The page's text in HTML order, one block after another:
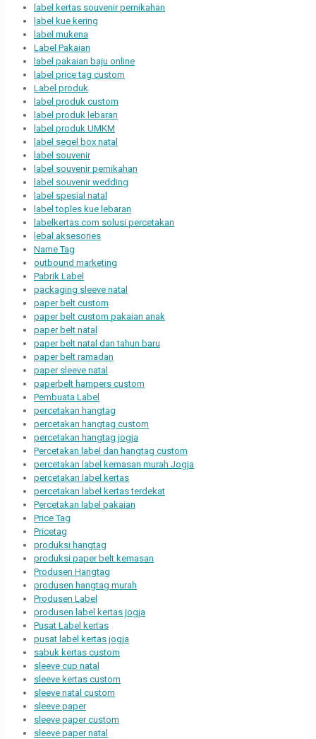
label kertas souvenir pernikahan
label kue kering
label mukena
Label Pakaian
label pakaian baju online
label price tag custom
Label produk
label produk custom
label produk lebaran
label produk UMKM
label segel box natal
label souvenir
label souvenir pernikahan
label souvenir wedding
label spesial natal
label toples kue lebaran
labelkertas.com solusi percetakan
lebal aksesories
Name Tag
outbound marketing
Pabrik Label
packaging sleeve natal
paper belt custom
paper belt custom pakaian anak
paper belt natal
paper belt natal dan tahun baru
paper belt ramadan
paper sleeve natal
paperbelt hampers custom
Pembuata Label
percetakan hangtag
percetakan hangtag custom
percetakan hangtag jogja
Percetakan label dan hangtag custom
percetakan label kemasan murah Jogja
percetakan label kertas
percetakan label kertas terdekat
Percetakan label pakaian
Price Tag
Pricetag
produksi hangtag
produksi paper belt kemasan
Produsen Hangtag
produsen hangtag murah
Produsen Label
produsen label kertas jogja
Pusat Label kertas
pusat label kertas jogja
sabuk kertas custom
sleeve cup natal
sleeve kertas custom
sleeve natal custom
sleeve paper
sleeve paper custom
sleeve paper natal